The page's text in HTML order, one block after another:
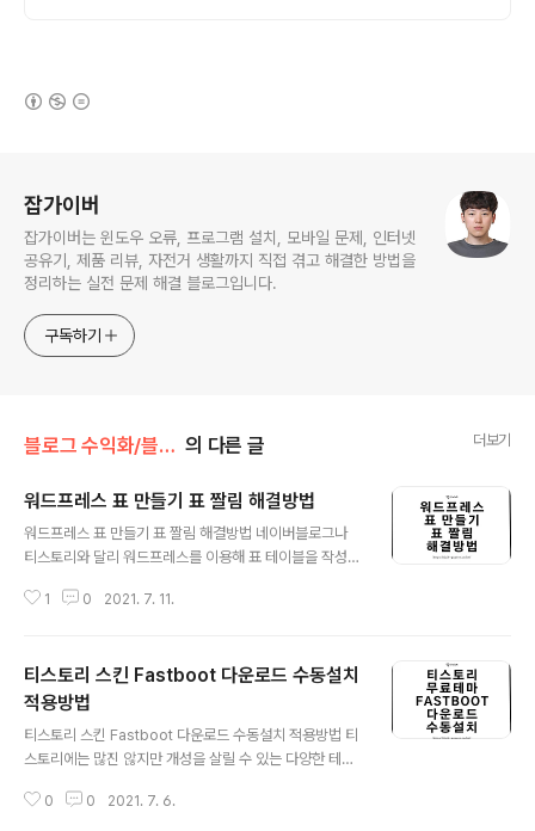
잡가이버
잡가이버는 윈도우 오류, 프로그램 설치, 모바일 문제, 인터넷
공유기, 제품 리뷰, 자전거 생활까지 직접 겪고 해결한 방법을
정리하는 실전 문제 해결 블로그입니다.
구독하기
블로그 수익화/블로그 SEO 의 다른 글 더보기
워드프레스 표 만들기 표 짤림 해결방법
워드프레스 표 만들기 표 짤림 해결방법 네이버블로그나
티스토리와 달리 워드프레스를 이용해 표 테이블을 작성하
다르게 나와 작은 해상도에서는 표가 짤리는 문제가 발생
않을 뿐더러 구글 서치콘솔에도 좋지 않은 영향을 받아 인
터넷 검색최적화에도 안좋은 점수를 받을 수 있습니다. 워
드프레스 표 만들기 플러그인 HTML 코딩을 이용하는거
보다 워드프레스에서 제공하는 플러그인을 이용하면 쉽게
TinyMCE Advanced 입니다. TinyMCE Advanced
1 0 2021. 7. 11.
티스토리 스킨 Fastboot 다운로드 수동설치
적용방법
티스토리 스킨 Fastboot 다운로드 수동설치 적용방법 티
스토리에는 많진 않지만 개성을 살릴 수 있는 다양한 테마
중 하나가 바로 페스트부트 Fastboot 의 스킨을 추천하고
0 0 2021. 7. 6.